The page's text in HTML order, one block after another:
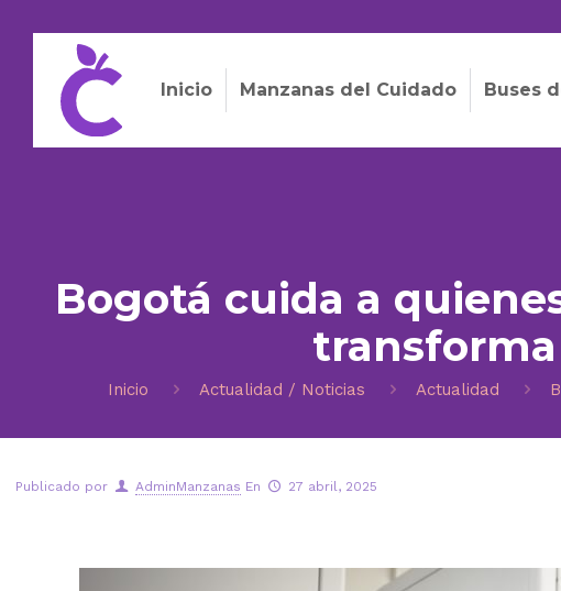
Inicio Manzanas del Cuidado Buses
Bogotá cuida a
Inicio Actualidad / Noticias Actualidad
Publicado por AdminManzanas En 27 abril, 2025